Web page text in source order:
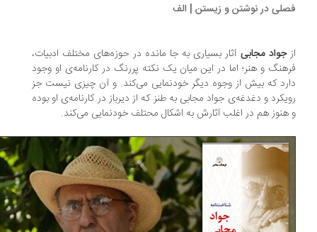
در نوشتن و زیستن | الف
جواد مجابی آثار بسیاری به جا مانده در حوزه‌های مختلف ادبیات،
و هنر؛ اما در این میان یک نکته پررنگ در کارنامه‌ی او وجود
که بیش از وجوه دیگر خودنمایی می‌کند. و آن چیزی نیست جز
و دغدغه‌ی جواد مجابی به طنز که از دیرباز در کارنامه‌ی او بوده
هم در اغلب آثارش به اشکال محتلف خودنمایی می‌کند.